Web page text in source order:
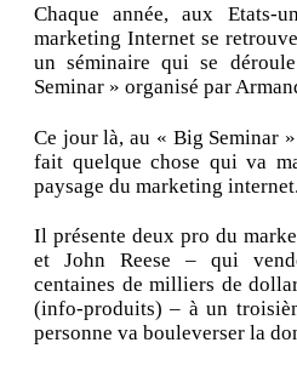
Chaque année, aux Etats-
marketing Internet se
un séminaire qui se
Seminar » organisé par
Ce jour là, au « Big Seminar
fait quelque chose qui va
paysage du marketing internet.
Il présente deux pro du
et John Reese – qui
centaines de milliers de
(info-produits) – à un
personne va bouleverser la